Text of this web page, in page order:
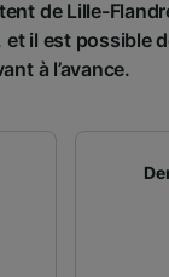
de Lille-
et il est possible
à l’avance.